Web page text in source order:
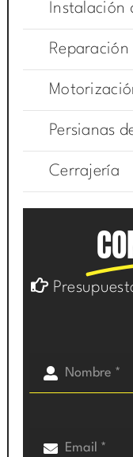
Instalación
Persianas
Cerrajería